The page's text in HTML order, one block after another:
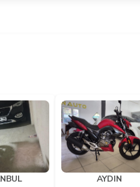
AYDIN